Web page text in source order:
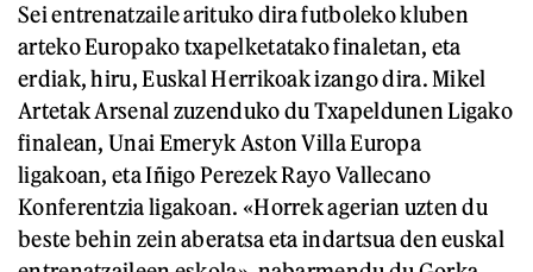
Sei entrenatzaile arituko dira futboleko kluben
arteko Europako txapelketatako finaletan, eta
erdiak, hiru, Euskal Herrikoak izango dira. Mikel
Artetak Arsenal zuzenduko du Txapeldunen Ligako
finalean, Unai Emeryk Aston Villa Europa
ligakoan, eta Iñigo Perezek Rayo Vallecano
Konferentzia ligakoan. «Horrek agerian uzten du
beste behin zein aberatsa eta indartsua den euskal